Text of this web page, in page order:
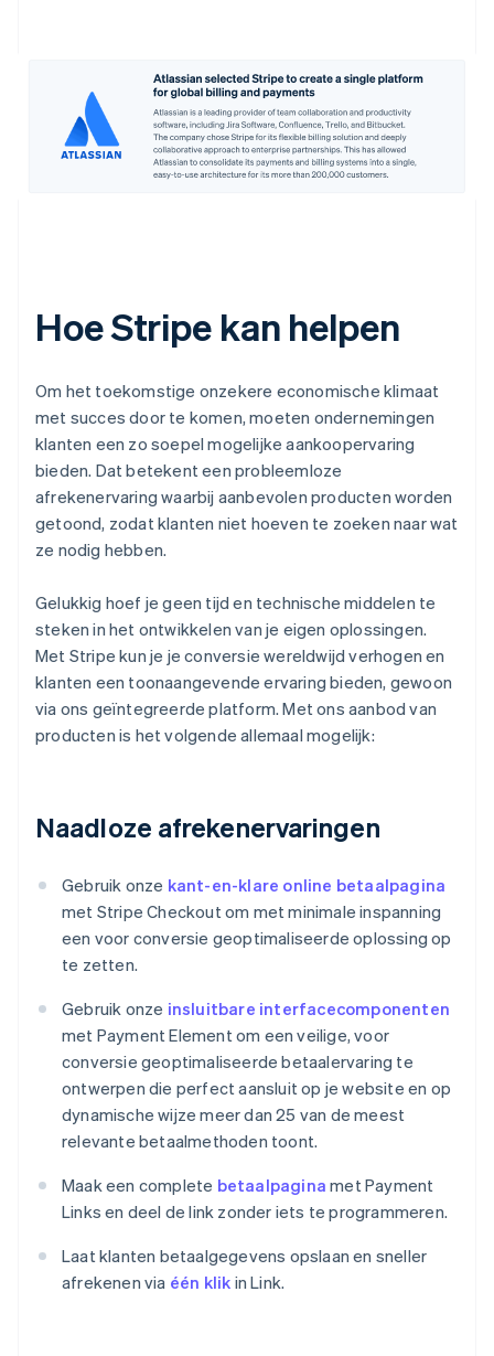
Hoe Stripe kan helpen
Om het toekomstige onzekere economische klimaat
met succes door te komen, moeten ondernemingen
klanten een zo soepel mogelijke aankoopervaring
bieden. Dat betekent een probleemloze
afrekenervaring waarbij aanbevolen producten worden
getoond, zodat klanten niet hoeven te zoeken naar wat
ze nodig hebben.
Gelukkig hoef je geen tijd en technische middelen te
steken in het ontwikkelen van je eigen oplossingen.
Met Stripe kun je je conversie wereldwijd verhogen en
klanten een toonaangevende ervaring bieden, gewoon
via ons geïntegreerde platform. Met ons aanbod van
producten is het volgende allemaal mogelijk:
Naadloze afrekenervaringen
Gebruik onze kant-en-klare online betaalpagina
met Stripe Checkout om met minimale inspanning
een voor conversie geoptimaliseerde oplossing op
te zetten.
Gebruik onze insluitbare interfacecomponenten
met Payment Element om een veilige, voor
conversie geoptimaliseerde betaalervaring te
ontwerpen die perfect aansluit op je website en op
dynamische wijze meer dan 25 van de meest
relevante betaalmethoden toont.
Maak een complete betaalpagina met Payment
Links en deel de link zonder iets te programmeren.
Laat klanten betaalgegevens opslaan en sneller
afrekenen via één klik in Link.